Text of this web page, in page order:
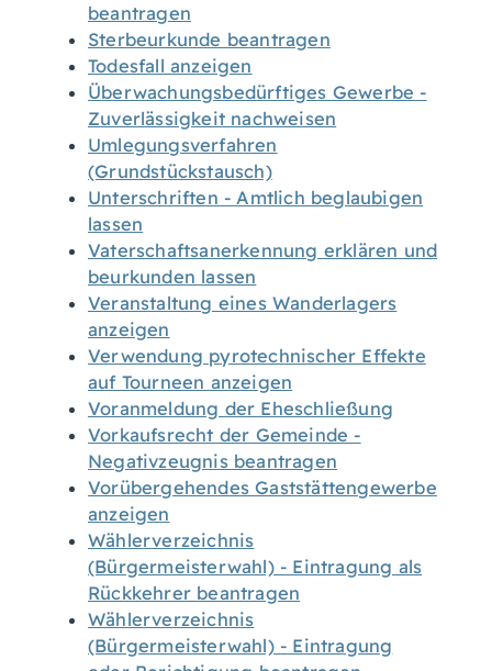
beantragen
Sterbeurkunde beantragen
Todesfall anzeigen
Überwachungsbedürftiges Gewerbe -
Zuverlässigkeit nachweisen
Umlegungsverfahren
(Grundstückstausch)
Unterschriften - Amtlich beglaubigen
lassen
Vaterschaftsanerkennung erklären und
beurkunden lassen
Veranstaltung eines Wanderlagers
anzeigen
Verwendung pyrotechnischer Effekte
auf Tourneen anzeigen
Voranmeldung der Eheschließung
Vorkaufsrecht der Gemeinde -
Negativzeugnis beantragen
Vorübergehendes Gaststättengewerbe
anzeigen
Wählerverzeichnis
(Bürgermeisterwahl) - Eintragung als
Rückkehrer beantragen
Wählerverzeichnis
(Bürgermeisterwahl) - Eintragung